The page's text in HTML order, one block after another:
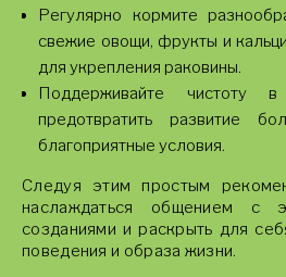
Регулярно кормите
свежие овощи, фрукты и
для укрепления раковины.
Поддерживайте чистоту
предотвратить развитие
благоприятные условия.
Следуя этим простым
наслаждаться общением с
созданиями и раскрыть для
поведения и образа жизни.